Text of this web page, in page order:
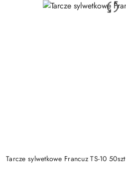
Tarcze sylwetkowe Francuz TS-10 50szt